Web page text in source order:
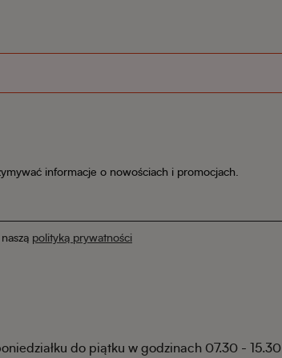
informacje o nowościach i promocjach.
polityką prywatności
do piątku w godzinach 07.30 - 15.30